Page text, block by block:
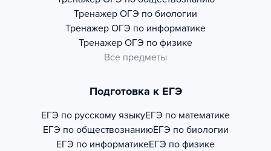
Тренажер ОГЭ по биологии
Тренажер ОГЭ по информатике
Тренажер ОГЭ по физике
Все предметы
Подготовка к ЕГЭ
ЕГЭ по русскому языкуЕГЭ по математике
ЕГЭ по обществознаниюЕГЭ по биологии
ЕГЭ по информатикеЕГЭ по физике